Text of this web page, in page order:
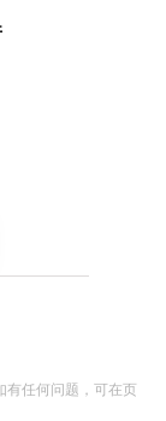
有任何问题，可在页